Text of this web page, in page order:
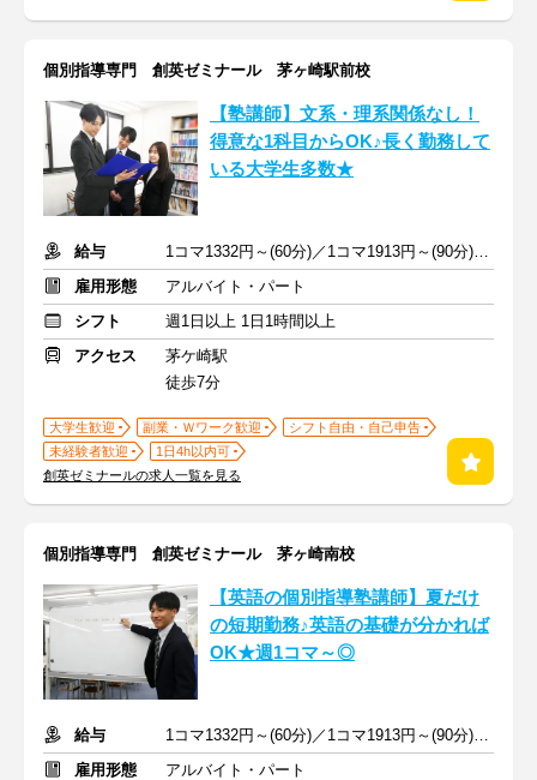
個別指導専門 創英ゼミナール 茅ヶ崎駅前校
【塾講師】文系・理系関係なし！
得意な1科目からOK♪長く勤務して
いる大学生多数★
給与
1コマ1332円～(60分)／1コマ1913円～(90分) ※準備報告手当込み
雇用形態
アルバイト・パート
シフト
週1日以上 1日1時間以上
アクセス
茅ケ崎駅
徒歩7分
大学生歓迎 副業・Ｗワーク歓迎
シフト自由・自己申告
未経験者歓迎
1日4h以内可
創英ゼミナールの求人一覧を見る
個別指導専門 創英ゼミナール 茅ヶ崎南校
【英語の個別指導塾講師】夏だけ
の短期勤務♪英語の基礎が分かれば
OK★週1コマ～◎
給与
1コマ1332円～(60分)／1コマ1913円～(90分) ※準備報告手当込み
雇用形態
アルバイト・パート